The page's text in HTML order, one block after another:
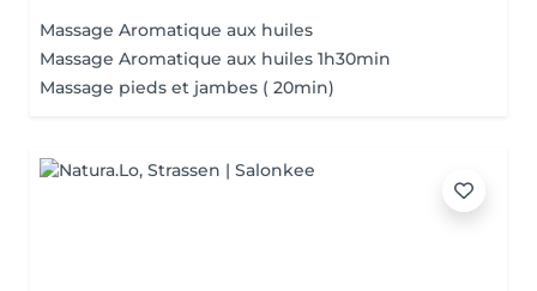
Massage Aromatique aux huiles
Massage Aromatique aux huiles 1h30min
Massage pieds et jambes ( 20min)